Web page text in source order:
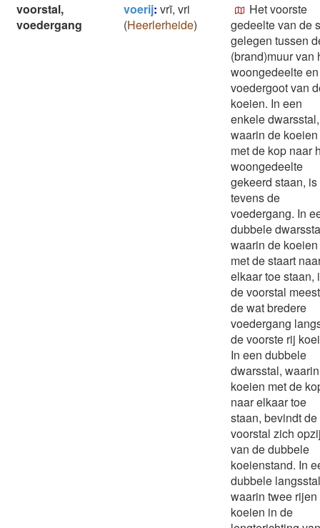
voorstal,
voedergang
voerij: vrī, vri
(Heerlerheide)
Het voorste
gedeelte van de
gelegen tussen
(brand)muur van
woongedeelte
voedergoot van
koeien. In een
enkele dwarsstal,
waarin de koeien
met de kop naar
woongedeelte
gekeerd staan, is
tevens de
voedergang. In
dubbele
waarin de koeien
met de staart
elkaar toe staan,
de voorstal
de wat bredere
voedergang
de voorste rij
In een dubbele
dwarsstal,
koeien met de
naar elkaar toe
staan, bevindt de
voorstal zich
van de dubbele
koeienstand. In
dubbele
waarin twee rijen
koeien in de